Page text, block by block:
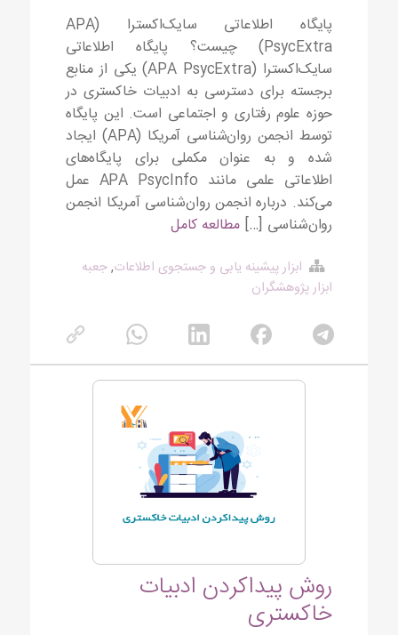
پایگاه اطلاعاتی سایک‌اکسترا (APA
PsycExtra) چیست؟ پایگاه اطلاعاتی
سایک‌اکسترا (APA PsycExtra) یکی از منابع
برجسته برای دسترسی به ادبیات خاکستری در
حوزه علوم رفتاری و اجتماعی است. این پایگاه
توسط انجمن روان‌شناسی آمریکا (APA) ایجاد
شده و به عنوان مکملی برای پایگاه‌های
اطلاعاتی علمی مانند APA PsycInfo عمل
می‌کند. درباره انجمن روان‌شناسی آمریکا انجمن
روان‌شناسی […] مطالعه کامل
ابزار پیشینه یابی و جستجوی اطلاعات,جعبه
ابزار پژوهشگران
روش پیداکردن ادبیات
خاکستری